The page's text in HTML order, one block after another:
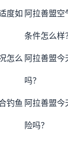
度如 阿拉善盟空
条件怎么样
怎么 阿拉善盟今
吗？
钓鱼 阿拉善盟今
险吗？